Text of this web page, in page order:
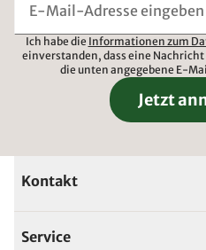
Ich habe die Informationen zum
einverstanden, dass eine
die unten angegebene E-
Jetzt
Kontakt
Service